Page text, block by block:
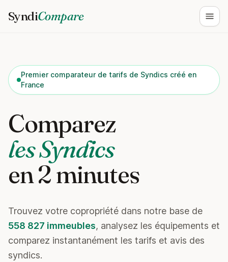
SyndiCompare
Premier comparateur de tarifs de Syndics créé en
France
Comparez
les Syndics
en 2 minutes
Trouvez votre copropriété dans notre base de
558 827 immeubles, analysez les équipements et
comparez instantanément les tarifs et avis des
syndics.